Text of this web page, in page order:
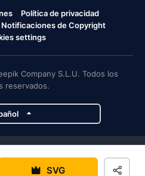
SVG
Política de privacidad
Notificaciones de Copyright
settings
Company S.L.U. Todos los
reservados.